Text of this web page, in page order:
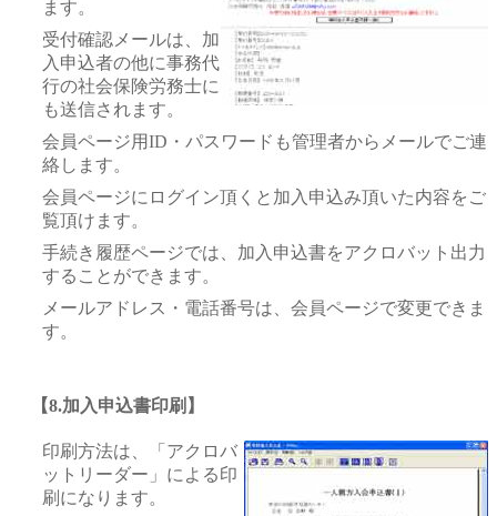
ます。
受付確認メールは、加
入申込者の他に事務代
行の社会保険労務士に
も送信されます。
会員ページ用ID・パスワードも管理者からメールでご連
絡します。
会員ページにログイン頂くと加入申込み頂いた内容をご
覧頂けます。
手続き履歴ページでは、加入申込書をアクロバット出力
することができます。
メールアドレス・電話番号は、会員ページで変更できま
す。
【8.加入申込書印刷】
印刷方法は、「アクロバ
ットリーダー」による印
刷になります。